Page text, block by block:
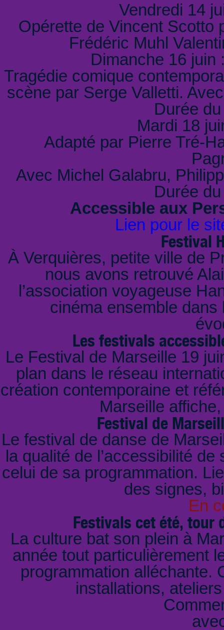
Vendredi 14
Opérette de Vincent Scotto
Frédéric Muhl
Dimanche 16 juin
Tragédie comique
scène par Serge Valletti.
Durée
Mardi 18
Adapté par Pierre Tré-
Avec Michel Galabru,
Durée
Accessible aux
Lien pour le
Festival
À Verquières, petite ville de
nous avons retrouvé
l’association voyageuse
cinéma ensemble
Les festivals
Le Festival de Marseille 19
plan dans le réseau
création contemporaine et
Marseille
Festival de
Le festival de danse de
la qualité de l’accessibilité
celui de sa programmation.
des signes,
En
Festivals cet été, tour
La culture bat son plein à
année tout particulièrement
programmation alléchante.
installations,